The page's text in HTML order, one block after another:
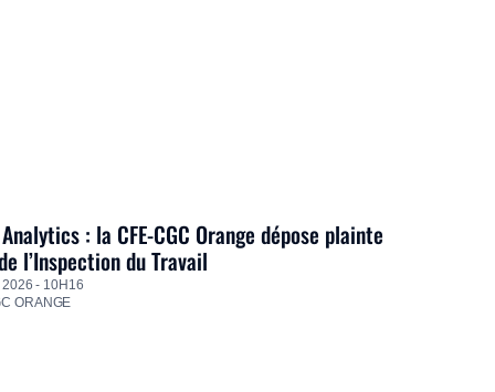
: la CFE-CGC Orange dépose plainte
l’Inspection du Travail
2026 - 10H16
ORANGE